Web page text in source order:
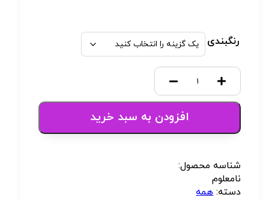
رنگبندی
افزودن به سبد خرید
شناسه محصول:
نامعلوم
دسته:همه